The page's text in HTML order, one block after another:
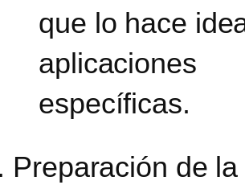
que lo hace
aplicaciones
específicas.
Preparación de